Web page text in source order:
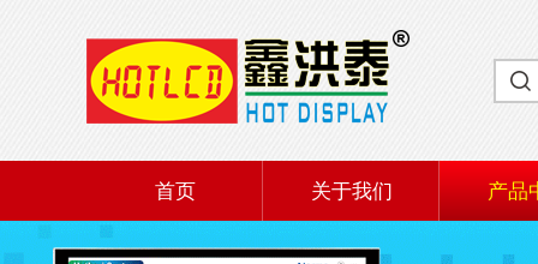
首页 关于我们 产品